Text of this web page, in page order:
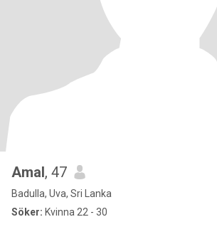
Amal, 47
Badulla, Uva, Sri Lanka
Söker: Kvinna 22 - 30